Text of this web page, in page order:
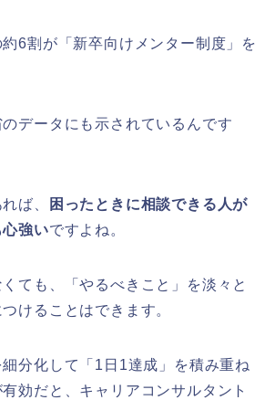
6割が「新卒向けメンター制度」を
データにも示されているんです
ば、
困ったときに相談できる人が
強いですよね。
ても、「やるべきこと」を淡々と
けることはできます。
分化して「1日1達成」を積み重ね
効だと、キャリアコンサルタント